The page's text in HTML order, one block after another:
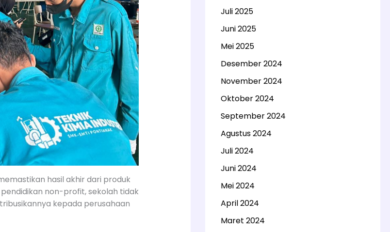
hasil akhir dari produk
non-profit, sekolah tidak
kepada perusahaan
Juli 2025
Juni 2025
Mei 2025
Desember 2024
November 2024
Oktober 2024
September 2024
Agustus 2024
Juli 2024
Juni 2024
Mei 2024
April 2024
Maret 2024